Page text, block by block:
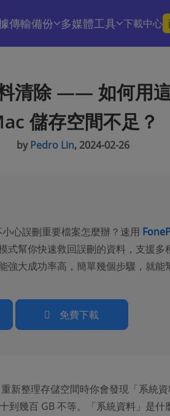
傳輸備份 多媒體工具 下載中心
清除 —— 如何用
儲存空間不足？
byPedro Lin, 2024-02-26
心誤刪重要檔案怎麼辦？速用
式幫你快速救回誤刪的資料，支援多
強大成功率高，簡單幾個步驟，就能
免費下載
新整理存儲空間時你會發現「系統
到幾百 GB 不等。「系統資料」是什